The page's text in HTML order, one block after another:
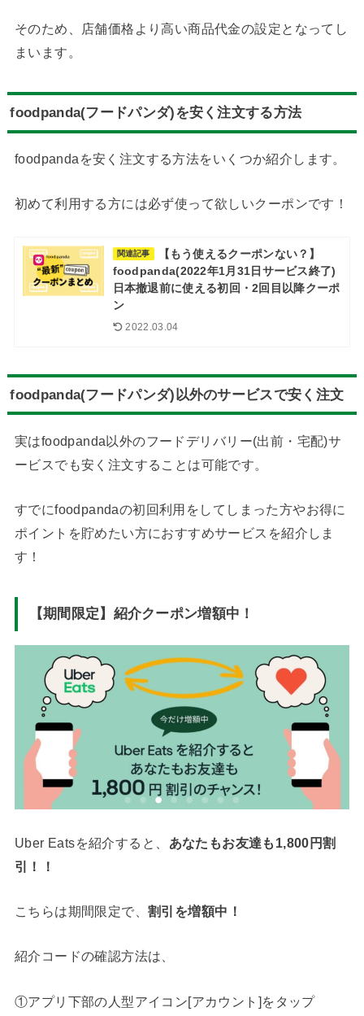
そのため、店舗価格より高い商品代金の設定となってし
まいます。
foodpanda(フードパンダ)を安く注文する方法
foodpandaを安く注文する方法をいくつか紹介します。
初めて利用する方には必ず使って欲しいクーポンです！
関連記事
【もう使えるクーポンない？】
foodpanda(2022年1月31日サービス終了)
日本撤退前に使える初回・2回目以降クーポ
ン
2022.03.04
foodpanda(フードパンダ)以外のサービスで安く注文
実はfoodpanda以外のフードデリバリー(出前・宅配)サ
ービスでも安く注文することは可能です。
すでにfoodpandaの初回利用をしてしまった方やお得に
ポイントを貯めたい方におすすめサービスを紹介しま
す！
【期間限定】紹介クーポン増額中！
Uber Eatsを紹介すると、 あなたもお友達も1,800円割
引！！
こちらは期間限定で、割引を増額中！
紹介コードの確認方法は、
①アプリ下部の人型アイコン[アカウント]をタップ